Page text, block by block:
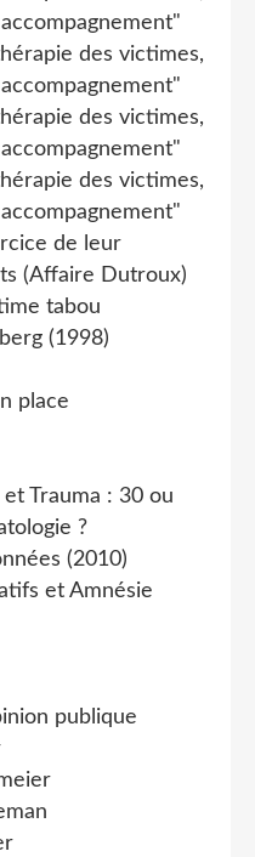
des victimes,
des victimes,
des victimes,
de leur
(Affaire Dutroux)
tabou
(1998)
place
Trauma : 30 ou
?
(2010)
et Amnésie
publique